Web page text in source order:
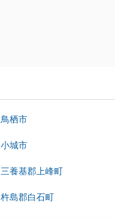
鳥栖市
小城市
三養基郡上峰町
杵島郡白石町